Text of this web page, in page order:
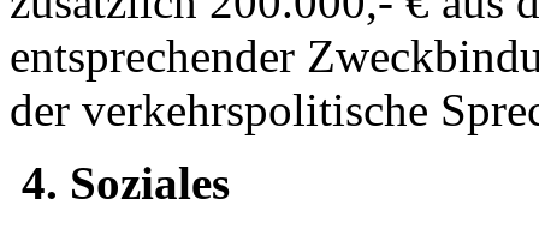
entsprechender
der verkehrspolitische
4. Soziales